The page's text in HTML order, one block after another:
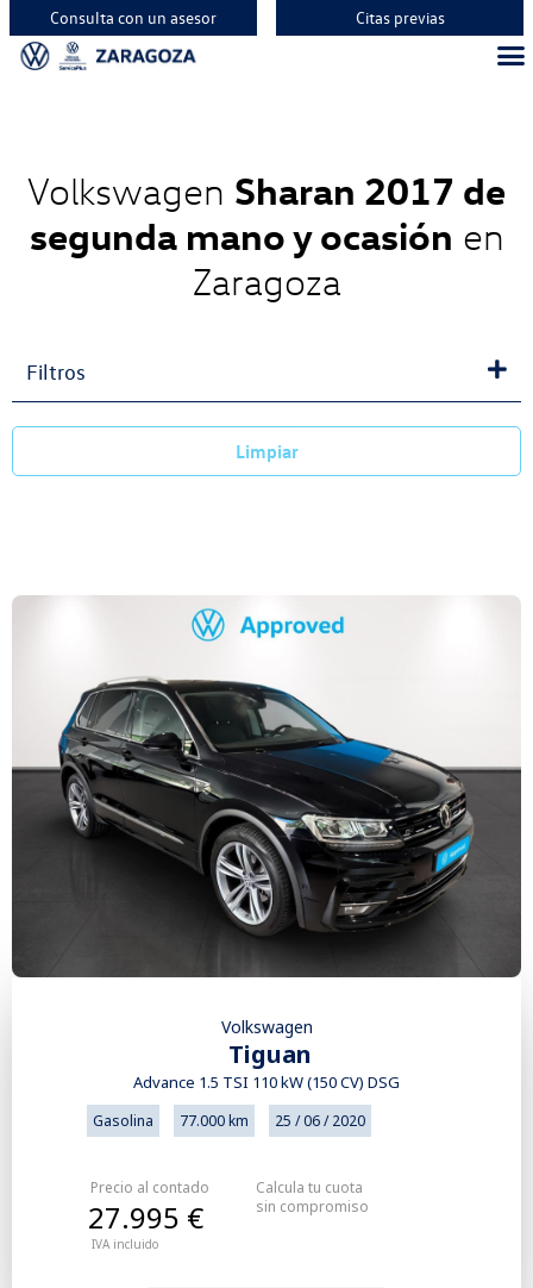
Consulta con un asesor Citas previas
Volkswagen Sharan 2017 de
segunda mano y ocasión en
Zaragoza
Filtros
Limpiar
Volkswagen
Tiguan
Advance 1.5 TSI 110 kW (150 CV) DSG
Gasolina 77.000 km 25 / 06 / 2020
Precio al contado
IVA incluido
27.995 €
Calcula tu cuota
sin compromiso